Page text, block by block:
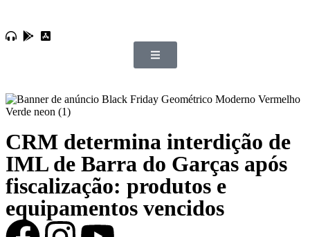
CRM determina interdição de
IML de Barra do Garças após
fiscalização: produtos e
equipamentos vencidos